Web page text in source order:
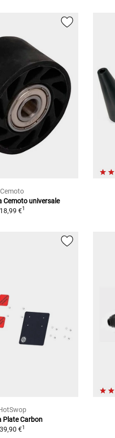
Cemoto
Cemoto universale
18,99 €1
Plate Carbon
39,90 €1